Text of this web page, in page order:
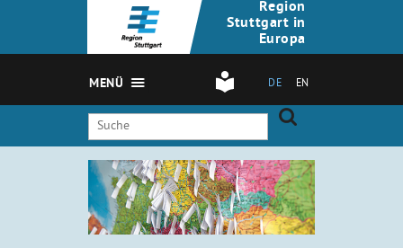
Region
Stuttgart in
Europa
DE EN
MENÜ